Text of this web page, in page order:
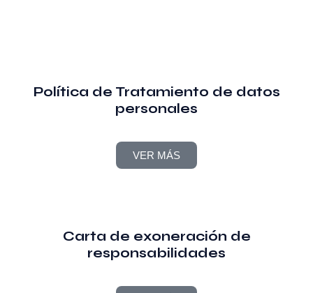
Política de Tratamiento de datos
personales
VER MÁS
Carta de exoneración de
responsabilidades